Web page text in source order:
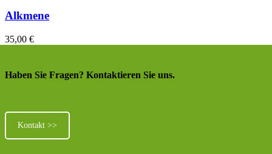
Alkmene
35,00 €
Haben Sie Fragen? Kontaktieren Sie uns.
Kontakt >>